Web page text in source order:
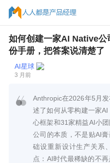
如何创建一家AI Native
份手册，把答案说清楚了
AI星球
3 月前
Anthropic在2026年5月
述了如何从零构建一家
心框架和31家精益AI小
公司的本质，不是贴AI
础设重新设计生产关系
点：AI时代最稀缺的不